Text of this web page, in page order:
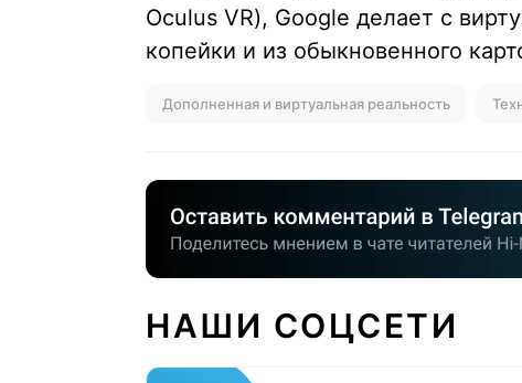
Oculus VR), Google делает с
копейки и из обыкновенного
Дополненная и виртуальная реальность
НАШИ СОЦСЕТИ